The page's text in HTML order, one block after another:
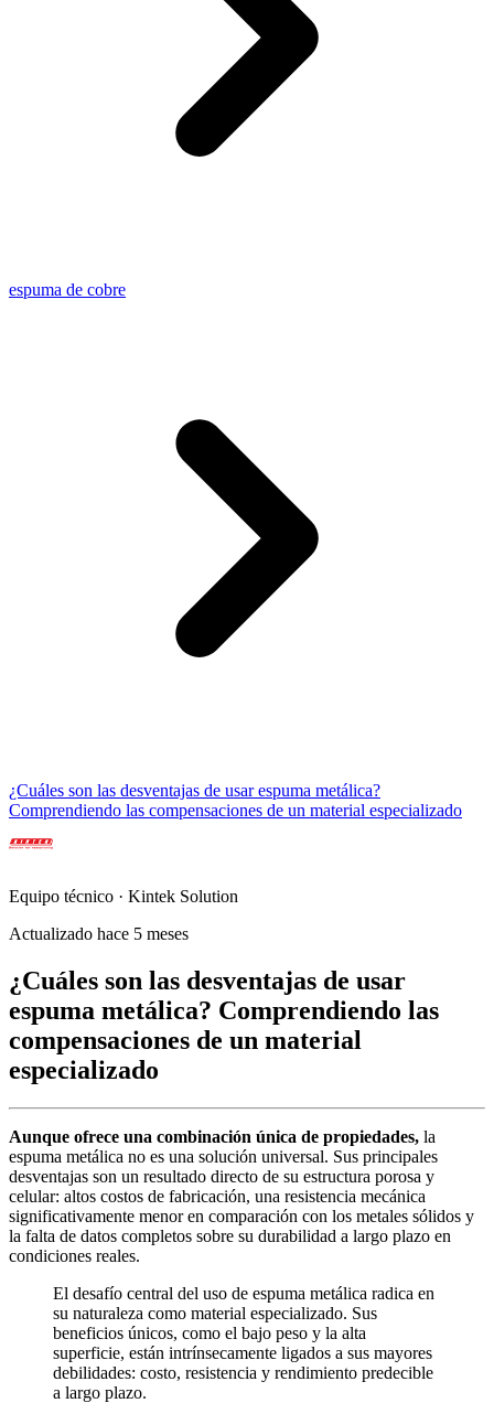
espuma de cobre
¿Cuáles son las desventajas de usar espuma metálica?
Comprendiendo las compensaciones de un material especializado
Equipo técnico · Kintek Solution
Actualizado hace 5 meses
¿Cuáles son las desventajas de usar
espuma metálica? Comprendiendo las
compensaciones de un material
especializado
Aunque ofrece una combinación única de propiedades, la
espuma metálica no es una solución universal. Sus principales
desventajas son un resultado directo de su estructura porosa y
celular: altos costos de fabricación, una resistencia mecánica
significativamente menor en comparación con los metales sólidos y
la falta de datos completos sobre su durabilidad a largo plazo en
condiciones reales.
El desafío central del uso de espuma metálica radica en
su naturaleza como material especializado. Sus
beneficios únicos, como el bajo peso y la alta
superficie, están intrínsecamente ligados a sus mayores
debilidades: costo, resistencia y rendimiento predecible
a largo plazo.